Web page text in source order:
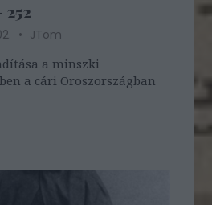
252
JTom
a minszki
a cári Oroszországban